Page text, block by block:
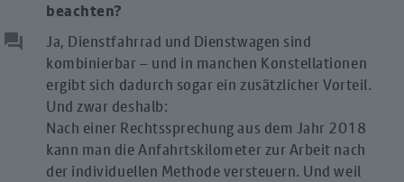
beachten?
question_answer
Ja, Dienstfahrrad und Dienstwagen sind
kombinierbar – und in manchen Konstellationen
ergibt sich dadurch sogar ein zusätzlicher Vorteil.
Und zwar deshalb:
Nach einer Rechtssprechung aus dem Jahr 2018
kann man die Anfahrtskilometer zur Arbeit nach
der individuellen Methode versteuern. Und weil